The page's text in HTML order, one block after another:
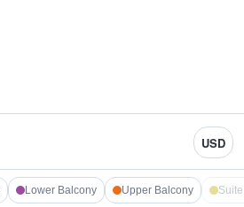
USD
Lower Balcony Upper Balcony